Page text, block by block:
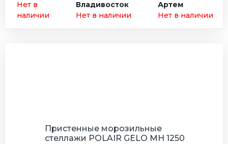
Нет в
наличии
Владивосток
Нет в наличии
Артем
Нет в наличии
Пристенные морозильные
стеллажи POLAIR GELO MH 1250